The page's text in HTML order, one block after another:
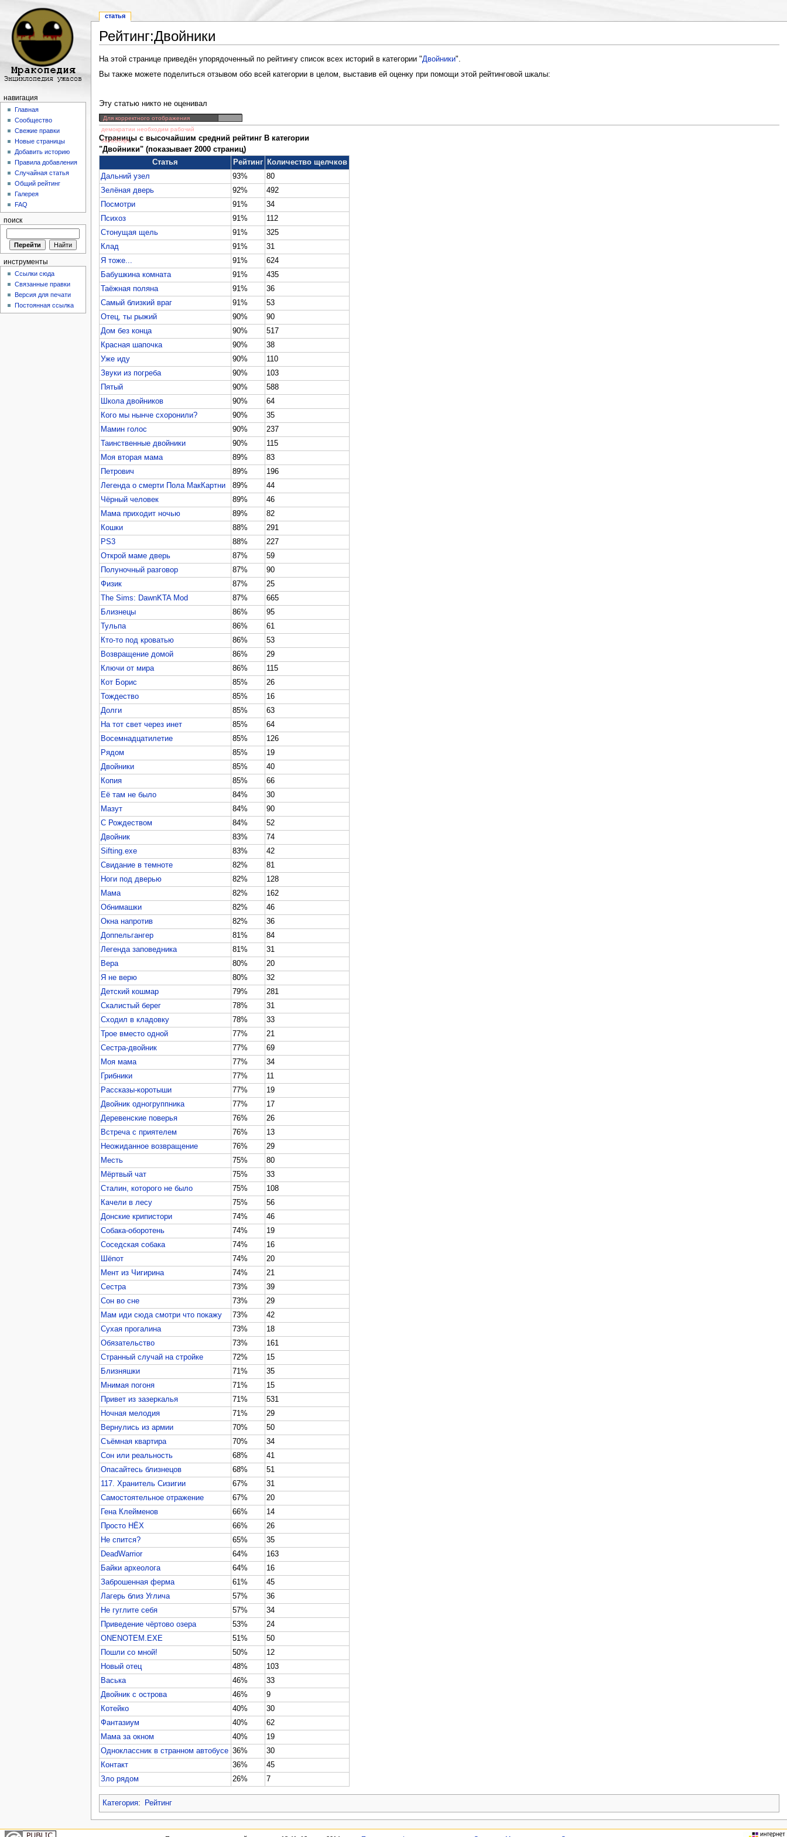
Рейтинг:Двойники
На этой странице приведён упорядоченный по рейтингу список всех историй в категории "Двойники".
Вы также можете поделиться отзывом обо всей категории в целом, выставив ей оценку при помощи этой рейтинговой шкалы:
Эту статью никто не оценивал
Для корректного отображения
демократии необходим рабочий
JavaScript
Страницы с высочайшим средний рейтинг В категории
"Двойники" (показывает 2000 страниц)
Статья
Рейтинг
Количество щелчков
Дальний узел
93%
80
Зелёная дверь
92%
492
Посмотри
91%
34
Психоз
91%
112
Стонущая щель
91%
325
Клад
91%
31
Я тоже...
91%
624
Бабушкина комната
91%
435
Таёжная поляна
91%
36
Самый близкий враг
91%
53
Отец, ты рыжий
90%
90
Дом без конца
90%
517
Красная шапочка
90%
38
Уже иду
90%
110
Звуки из погреба
90%
103
Пятый
90%
588
Школа двойников
90%
64
Кого мы нынче схоронили?
90%
35
Мамин голос
90%
237
Таинственные двойники
90%
115
Моя вторая мама
89%
83
Петрович
89%
196
Легенда о смерти Пола МакКартни
89%
44
Чёрный человек
89%
46
Мама приходит ночью
89%
82
Кошки
88%
291
PS3
88%
227
Открой маме дверь
87%
59
Полуночный разговор
87%
90
Физик
87%
25
The Sims: DawnKTA Mod
87%
665
Близнецы
86%
95
Тульпа
86%
61
Кто-то под кроватью
86%
53
Возвращение домой
86%
29
Ключи от мира
86%
115
Кот Борис
85%
26
Тождество
85%
16
Долги
85%
63
На тот свет через инет
85%
64
Восемнадцатилетие
85%
126
Рядом
85%
19
Двойники
85%
40
Копия
85%
66
Её там не было
84%
30
Мазут
84%
90
С Рождеством
84%
52
Двойник
83%
74
Sifting.exe
83%
42
Свидание в темноте
82%
81
Ноги под дверью
82%
128
Мама
82%
162
Обнимашки
82%
46
Окна напротив
82%
36
Доппельгангер
81%
84
Легенда заповедника
81%
31
Вера
80%
20
Я не верю
80%
32
Детский кошмар
79%
281
Скалистый берег
78%
31
Сходил в кладовку
78%
33
Трое вместо одной
77%
21
Сестра-двойник
77%
69
Моя мама
77%
34
Грибники
77%
11
Рассказы-коротыши
77%
19
Двойник одногруппника
77%
17
Деревенские поверья
76%
26
Встреча с приятелем
76%
13
Неожиданное возвращение
76%
29
Месть
75%
80
Мёртвый чат
75%
33
Сталин, которого не было
75%
108
Качели в лесу
75%
56
Донские крипистори
74%
46
Собака-оборотень
74%
19
Соседская собака
74%
16
Шёпот
74%
20
Мент из Чигирина
74%
21
Сестра
73%
39
Сон во сне
73%
29
Мам иди сюда смотри что покажу
73%
42
Сухая прогалина
73%
18
Обязательство
73%
161
Странный случай на стройке
72%
15
Близняшки
71%
35
Мнимая погоня
71%
15
Привет из зазеркалья
71%
531
Ночная мелодия
71%
29
Вернулись из армии
70%
50
Съёмная квартира
70%
34
Сон или реальность
68%
41
Опасайтесь близнецов
68%
51
117. Хранитель Сизигии
67%
31
Самостоятельное отражение
67%
20
Гена Клейменов
66%
14
Просто НЁХ
66%
26
Не спится?
65%
35
DeadWarrior
64%
163
Байки археолога
64%
16
Заброшенная ферма
61%
45
Лагерь близ Углича
57%
36
Не гуглите себя
57%
34
Приведение чёртово озера
53%
24
ONENOTEM.EXE
51%
50
Пошли со мной!
50%
12
Новый отец
48%
103
Васька
46%
33
Двойник с острова
46%
9
Котейко
40%
30
Фантазиум
40%
62
Мама за окном
40%
19
Одноклассник в странном автобусе 36%
30
Контакт
36%
45
Зло рядом
26% 7
Категория: Рейтинг
статья
навигация
Главная
Сообщество
Свежие правки
Новые страницы
Добавить историю
Правила добавления
Случайная статья
Общий рейтинг
Галерея
FAQ
поиск
инструменты
Ссылки сюда
Связанные правки
Версия для печати
Постоянная ссылка